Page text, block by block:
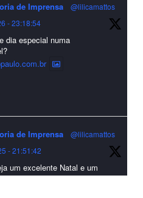
de Imprensa
de Fibras Artificiais e
Química e Derivados, na
#EconomiaCircular #Abrafas
de Imprensa
@lilicamattos
- 23:18:54
dia especial numa
de Imprensa
@lilicamattos
- 21:51:42
um excelente Natal e um
e realizações para todos